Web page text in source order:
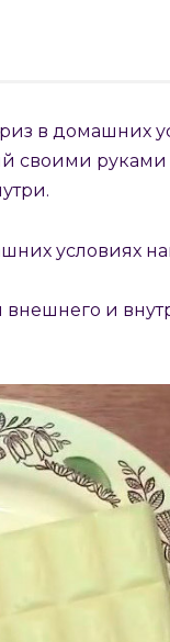
в домашних
своими руками
условиях
и